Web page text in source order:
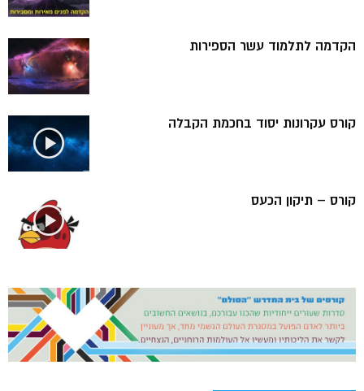
הקדמה לתלמוד עשר הספירות
קורס עקרונות יסוד בחכמת הקבלה
קורס – תיקון הכעס